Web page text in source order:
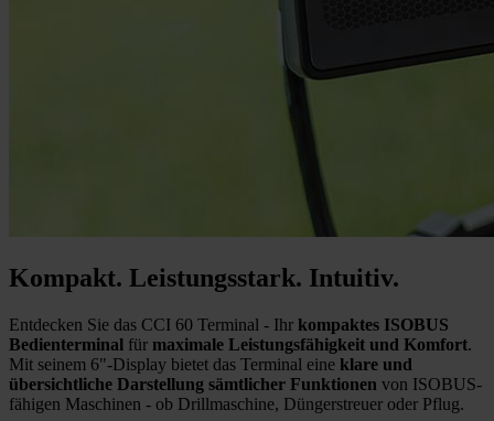
Kompakt. Leistungsstark. Intuitiv.
Entdecken Sie das CCI 60 Terminal - Ihr kompaktes ISOBUS
Bedienterminal für maximale Leistungsfähigkeit und Komfort.
Mit seinem 6"-Display bietet das Terminal eine klare und
übersichtliche Darstellung sämtlicher Funktionen von ISOBUS-
fähigen Maschinen - ob Drillmaschine, Düngerstreuer oder Pflug.